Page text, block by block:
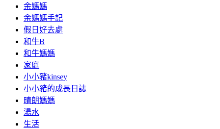
余媽媽
余媽媽手記
假日好去處
和牛B
和牛媽媽
家庭
小小豬kinsey
小小豬的成長日誌
晴朗媽媽
湯水
生活